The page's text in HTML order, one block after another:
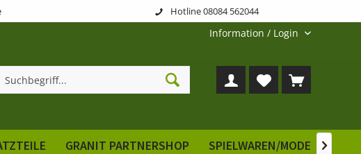
Hotline 08084 562044
Information / Login
GRANIT PARTNERSHOP SPIELWAREN/MODELLE
